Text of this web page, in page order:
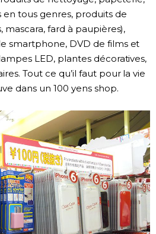
tous genres, produits de
mascara, fard à paupières),
smartphone, DVD de films et
LED, plantes décoratives,
Tout ce qu’il faut pour la vie
dans un 100 yens shop.